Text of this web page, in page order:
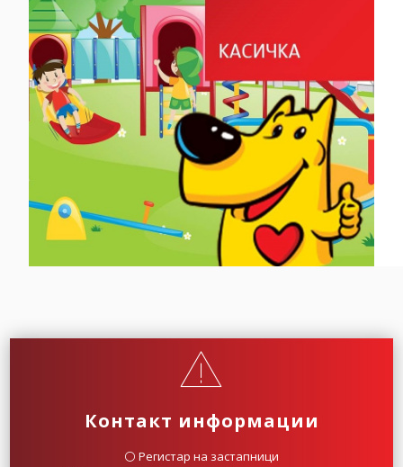
Контакт информации
⚪️ Регистар на застапници